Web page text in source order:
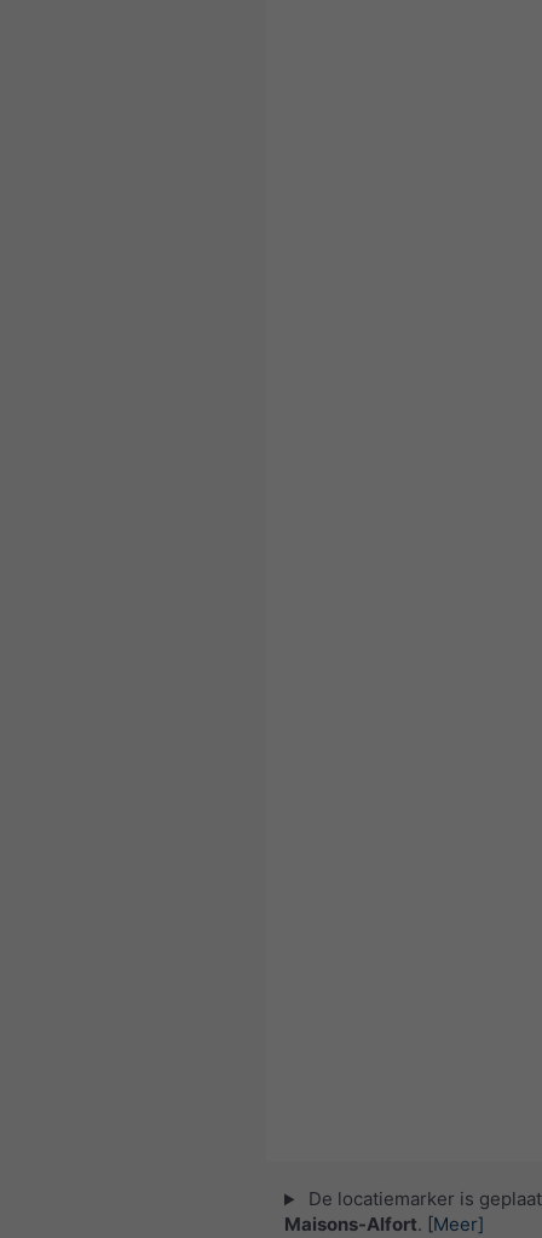
De locatiemarker is
Maisons-Alfort. [Meer]